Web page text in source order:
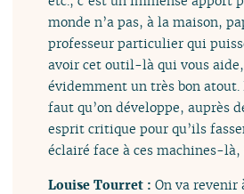
monde n’a pas, à la maison,
professeur particulier qui
avoir cet outil-là qui vous aide,
évidemment un très bon
faut qu’on développe, auprès
esprit critique pour qu’ils
éclairé face à ces machines-
Louise Tourret :On va revenir